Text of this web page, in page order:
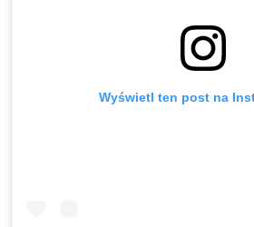
Wyświetl ten post na